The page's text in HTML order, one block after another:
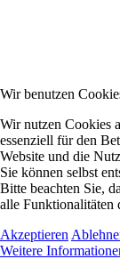
Wir benutzen
Wir nutzen Cookies
essenziell für den
Website und die
Sie können selbst
Bitte beachten Sie,
alle Funktionalitäten
Akzeptieren
Weitere